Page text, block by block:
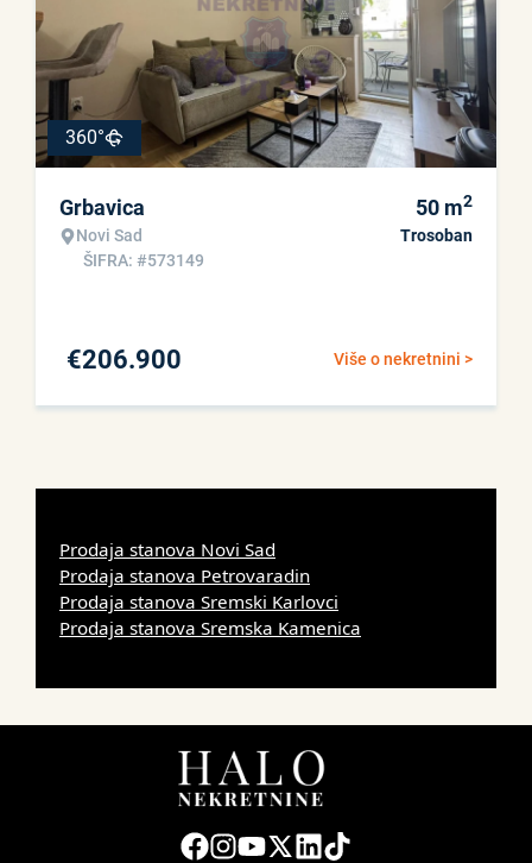
360°
Grbavica
Novi Sad
ŠIFRA: #573149
50 m2
Trosoban
Više o nekretnini >
€206.900
Prodaja stanova Novi Sad
Prodaja stanova Petrovaradin
Prodaja stanova Sremski Karlovci
Prodaja stanova Sremska Kamenica